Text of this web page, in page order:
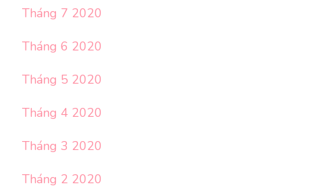
Tháng 7 2020
Tháng 6 2020
Tháng 5 2020
Tháng 4 2020
Tháng 3 2020
Tháng 2 2020